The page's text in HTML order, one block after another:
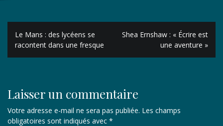
Navigation
de
l’article
Le Mans : des lycéens se
racontent dans une fresque
Shea Ernshaw : « Écrire est
une aventure »
Laisser un commentaire
Votre adresse e-mail ne sera pas publiée. Les champs
obligatoires sont indiqués avec *